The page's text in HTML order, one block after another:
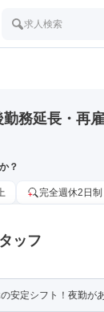
求人検索
務延長・再
？
完全週休2日制
ッフ
安定シフト！夜勤が